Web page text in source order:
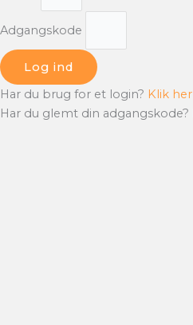
Adgangskode
Log ind
Har du brug for et login? Klik her
Har du glemt din adgangskode?